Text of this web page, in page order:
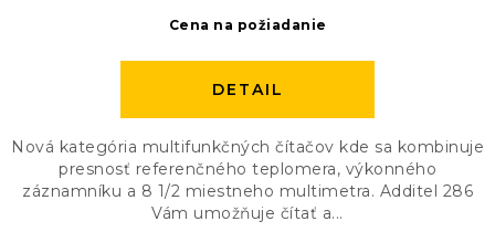
Cena na požiadanie
DETAIL
Nová kategória multifunkčných čítačov kde sa kombinuje
presnosť referenčného teplomera, výkonného
záznamníku a 8 1/2 miestneho multimetra. Additel 286
Vám umožňuje čítať a...